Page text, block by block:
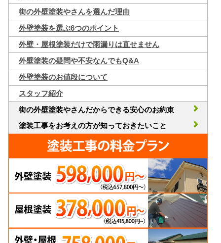
街の外壁塗装やさんを選んだ理由
外壁塗装を選ぶ6つのポイント
外壁・屋根塗装だけで雨漏りは直せません
外壁塗装の疑問や不安なんでもQ&A
外壁塗装のお値段について
スタッフ紹介
街の外壁塗装やさんだからできる安心のお約束
塗装工事をお考えの方が知っておきたいこと